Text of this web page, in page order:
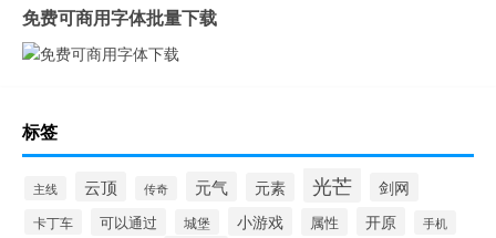
免费可商用字体批量下载
标签
主线 云顶 传奇 元气 元素 光芒 剑网
卡丁车 可以通过 城堡 小游戏 属性 开原 手机